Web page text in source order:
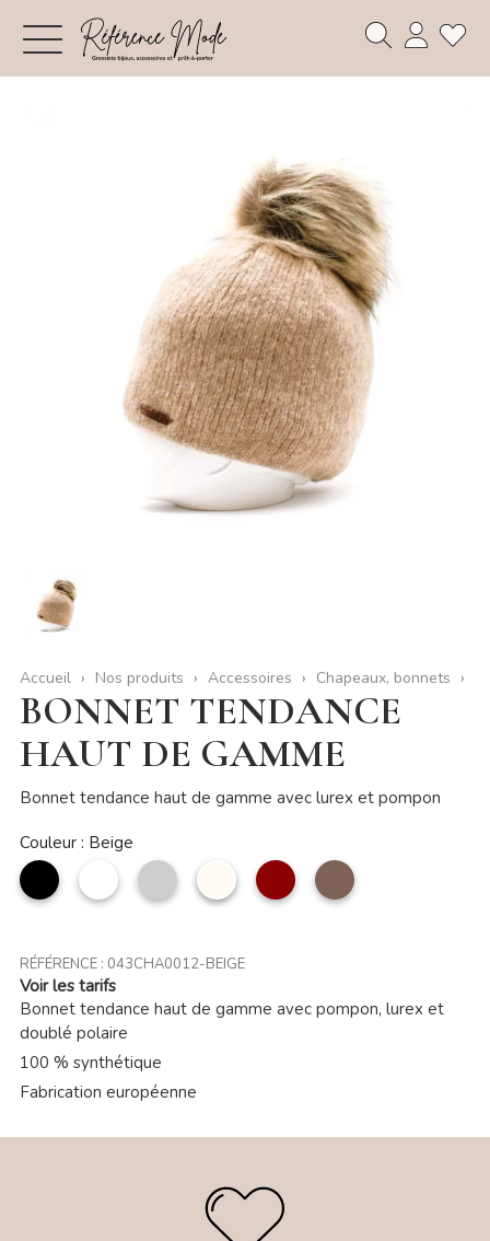
Accueil Nos produits Accessoires Chapeaux, bonnets
BONNET TENDANCE
HAUT DE GAMME
Bonnet tendance haut de gamme avec lurex et pompon
Couleur : Beige
noir Blanc Argent Beige
Rouge
foncé
taupe
RÉFÉRENCE : 043CHA0012-BEIGE
Voir les tarifs
Bonnet tendance haut de gamme avec pompon, lurex et
doublé polaire
100 % synthétique
Fabrication européenne